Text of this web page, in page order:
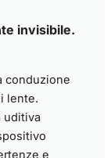
invisibile.
conduzione
lente.
uditiva
e